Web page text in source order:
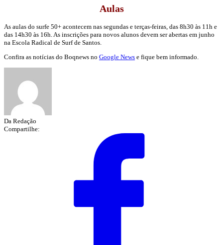
Aulas
As aulas do surfe 50+ acontecem nas segundas e terças-feiras, das 8h30 às 11h e
das 14h30 às 16h. As inscrições para novos alunos devem ser abertas em junho
na Escola Radical de Surf de Santos.
Confira as notícias do Boqnews no Google News e fique bem informado.
Da Redação
Compartilhe: